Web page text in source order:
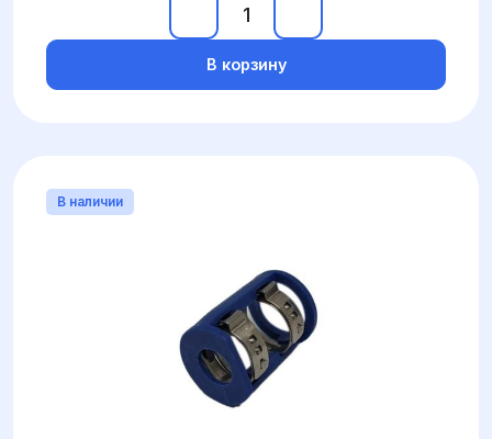
В корзину
В наличии